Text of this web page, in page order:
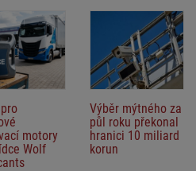
motory
Wolf
Výběr mýtného za
půl roku překonal
hranici 10 miliard
korun